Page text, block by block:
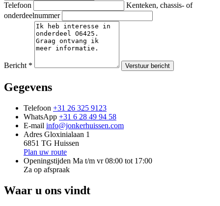
Telefoon
Kenteken, chassis- of
onderdeelnummer
Bericht * Verstuur bericht
Gegevens
Telefoon +31 26 325 9123
WhatsApp +31 6 28 49 94 58
E-mail info@jonkerhuissen.com
Adres Gloxinialaan 1
6851 TG Huissen
Plan uw route
Openingstijden Ma t/m vr 08:00 tot 17:00
Za op afspraak
Waar u ons vindt